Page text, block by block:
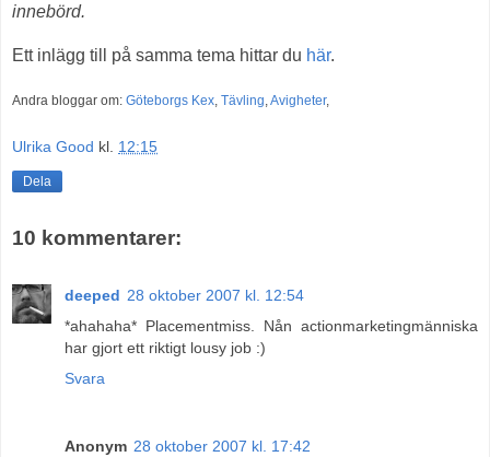
innebörd.
Ett inlägg till på samma tema hittar du här.
Andra bloggar om: Göteborgs Kex, Tävling,Avigheter,
Ulrika Good kl. 12:15
Dela
10 kommentarer:
deeped 28 oktober 2007 kl. 12:54
*ahahaha* Placementmiss. Nån actionmarketingmänniska
har gjort ett riktigt lousy job :)
Svara
Anonym 28 oktober 2007 kl. 17:42